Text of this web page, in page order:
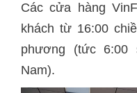
Các cửa hàng
khách từ 16:00
phương (tức 6:00
Nam).